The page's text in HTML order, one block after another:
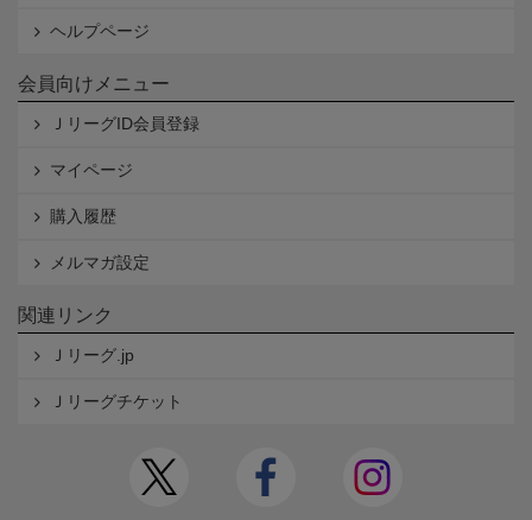
ヘルプページ
会員向けメニュー
ＪリーグID会員登録
マイページ
購入履歴
メルマガ設定
関連リンク
Ｊリーグ.jp
Ｊリーグチケット